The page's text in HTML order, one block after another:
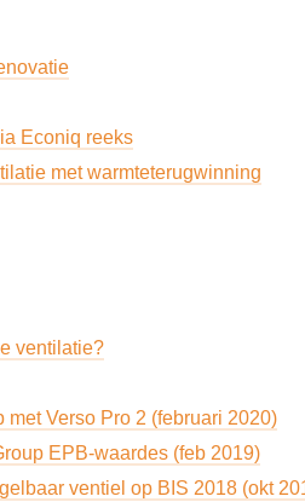
Econiq reeks
met warmteterugwinning
ventilatie?
Verso Pro 2 (februari 2020)
EPB-waardes (feb 2019)
ventiel op BIS 2018 (okt